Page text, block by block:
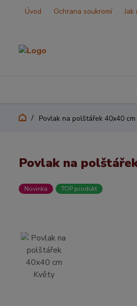
Úvod Ochrana soukromí
Povlak na polštářek 40x40
Povlak na
Novinka TOP produkt